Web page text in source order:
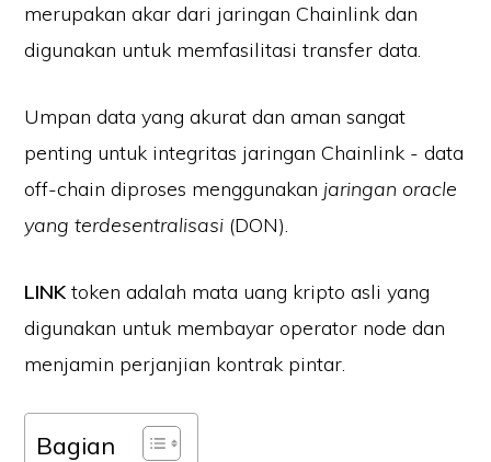
merupakan akar dari jaringan Chainlink dan
digunakan untuk memfasilitasi transfer data.
Umpan data yang akurat dan aman sangat
penting untuk integritas jaringan Chainlink - data
off-chain diproses menggunakan jaringan oracle
yang terdesentralisasi (DON).
LINKtoken adalah mata uang kripto asli yang
digunakan untuk membayar operator node dan
menjamin perjanjian kontrak pintar.
Bagian